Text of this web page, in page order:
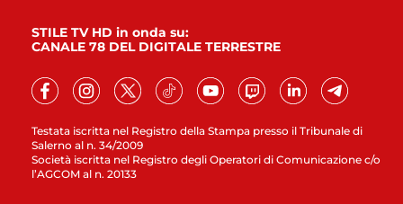
Testata iscritta nel Registro della Stampa presso il Tribunale di
Salerno al n. 34/2009
Società iscritta nel Registro degli Operatori di Comunicazione c/o
l’AGCOM al n. 20133
STILE TV HD in onda su:
CANALE 78 DEL DIGITALE TERRESTRE